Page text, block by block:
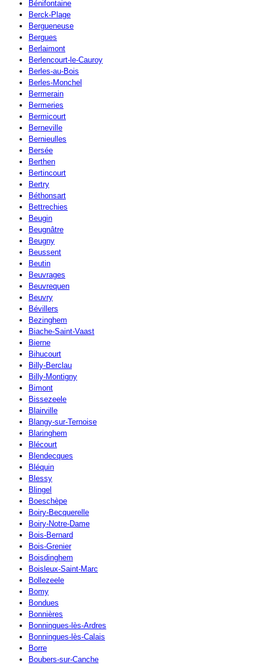
Bénifontaine
Berck-Plage
Bergueneuse
Bergues
Berlaimont
Berlencourt-le-Cauroy
Berles-au-Bois
Berles-Monchel
Bermerain
Bermeries
Bermicourt
Berneville
Bernieulles
Bersée
Berthen
Bertincourt
Bertry
Béthonsart
Bettrechies
Beugin
Beugnâtre
Beugny
Beussent
Beutin
Beuvrages
Beuvrequen
Beuvry
Bévillers
Bezinghem
Biache-Saint-Vaast
Bierne
Bihucourt
Billy-Berclau
Billy-Montigny
Bimont
Bissezeele
Blairville
Blangy-sur-Ternoise
Blaringhem
Blécourt
Blendecques
Bléquin
Blessy
Blingel
Boeschèpe
Boiry-Becquerelle
Boiry-Notre-Dame
Bois-Bernard
Bois-Grenier
Boisdinghem
Boisleux-Saint-Marc
Bollezeele
Bomy
Bondues
Bonnières
Bonningues-lès-Ardres
Bonningues-lès-Calais
Borre
Boubers-sur-Canche